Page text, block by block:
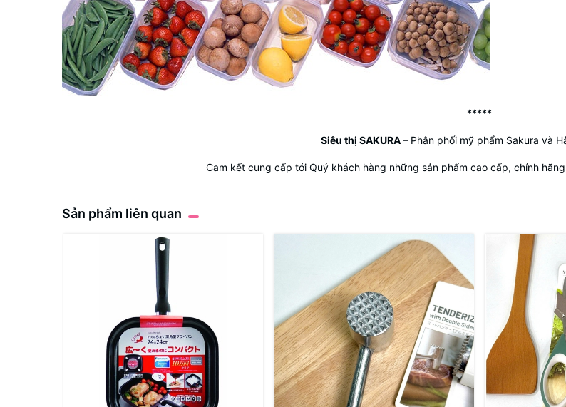
*****
Siêu thị SAKURA–Phân phối mỹ phẩm Sakura và
Cam kết cung cấp tới Quý khách hàng những sản phẩm cao cấp, chính
Sản phẩm liên quan